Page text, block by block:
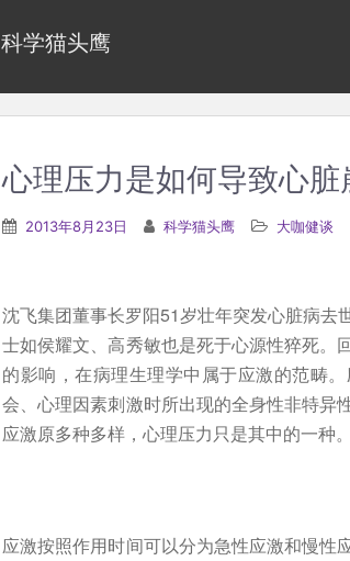
科学猫头鹰
心理压力是如何导致心脏
2013年8月23日 科学猫头鹰 大咖健谈
沈飞集团董事长罗阳51岁壮年突发心脏病去
士如侯耀文、高秀敏也是死于心源性猝死。
的影响，在病理生理学中属于应激的范畴
会、心理因素刺激时所出现的全身性非特异
应激原多种多样，心理压力只是其中的一种。
应激按照作用时间可以分为急性应激和慢